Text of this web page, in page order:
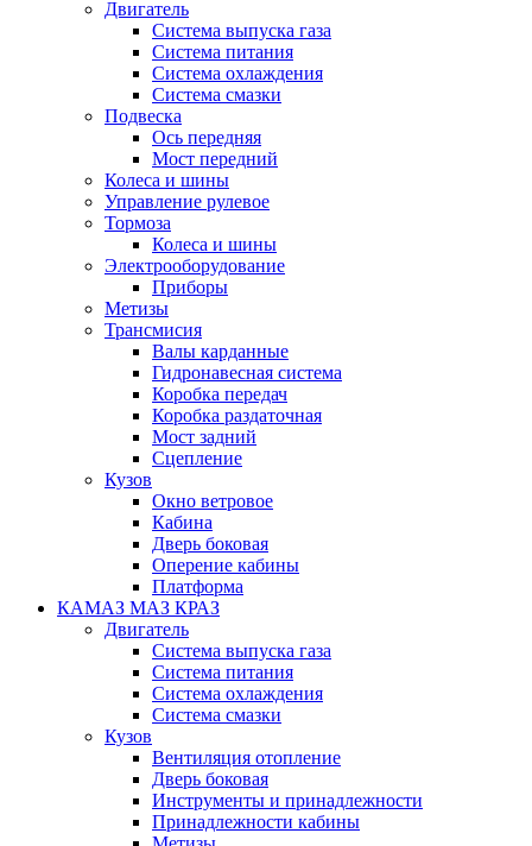
Двигатель
Система выпуска газа
Система питания
Система охлаждения
Система смазки
Подвеска
Ось передняя
Мост передний
Колеса и шины
Управление рулевое
Тормоза
Колеса и шины
Электрооборудование
Приборы
Метизы
Трансмисия
Валы карданные
Гидронавесная система
Коробка передач
Коробка раздаточная
Мост задний
Сцепление
Кузов
Окно ветровое
Кабина
Дверь боковая
Оперение кабины
Платформа
КАМАЗ МАЗ КРАЗ
Двигатель
Система выпуска газа
Система питания
Система охлаждения
Система смазки
Кузов
Вентиляция отопление
Дверь боковая
Инструменты и принадлежности
Принадлежности кабины